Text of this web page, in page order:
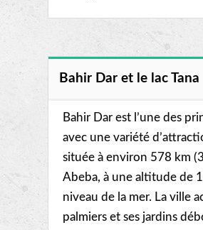
Bahir Dar et le lac Tana
Bahir Dar est l’une des
avec une variété
située à environ 578 km
Abeba, à une altitude de
niveau de la mer. La ville
palmiers et ses jardins